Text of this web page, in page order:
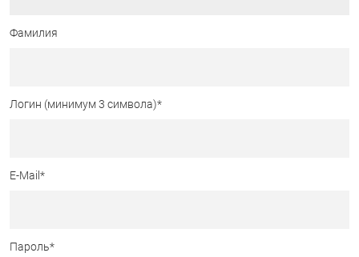
Фамилия
Логин (минимум 3 символа)*
E-Mail *
Пароль*